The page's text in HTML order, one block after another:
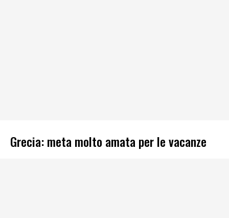
Grecia: meta molto amata per le vacanze